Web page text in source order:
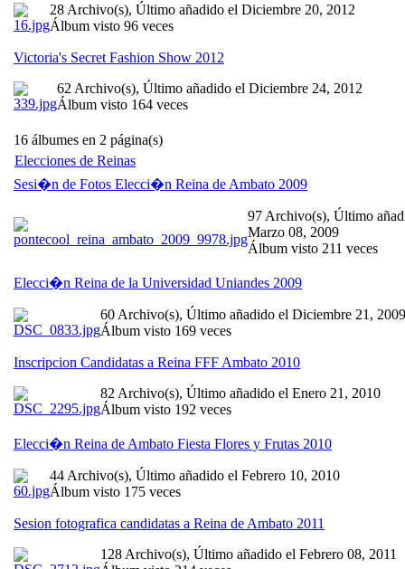
28 Archivo(s), Último añadido el Diciembre 20, 2012
Álbum visto 96 veces
Victoria's Secret Fashion Show 2012
62 Archivo(s), Último añadido el Diciembre 24, 2012
Álbum visto 164 veces
16 álbumes en 2 página(s)
Elecciones de Reinas
Sesi�n de Fotos Elecci�n Reina de Ambato 2009
97 Archivo(s), Último
Marzo 08, 2009
Álbum visto 211 veces
Elecci�n Reina de la Universidad Uniandes 2009
60 Archivo(s), Último añadido el Diciembre 21, 2009
Álbum visto 169 veces
Inscripcion Candidatas a Reina FFF Ambato 2010
82 Archivo(s), Último añadido el Enero 21, 2010
Álbum visto 192 veces
Elecci�n Reina de Ambato Fiesta Flores y Frutas 2010
44 Archivo(s), Último añadido el Febrero 10, 2010
Álbum visto 175 veces
Sesion fotografica candidatas a Reina de Ambato 2011
128 Archivo(s), Último añadido el Febrero 08, 2011